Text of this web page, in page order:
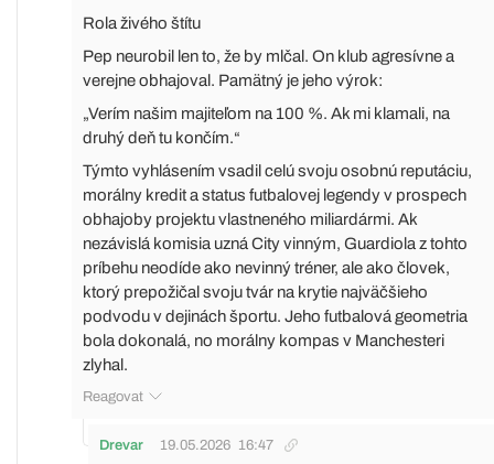
Rola živého štítu
Pep neurobil len to, že by mlčal. On klub agresívne a
verejne obhajoval. Pamätný je jeho výrok:
„Verím našim majiteľom na 100 %. Ak mi klamali, na
druhý deň tu končím.“
Týmto vyhlásením vsadil celú svoju osobnú reputáciu,
morálny kredit a status futbalovej legendy v prospech
obhajoby projektu vlastneného miliardármi. Ak
nezávislá komisia uzná City vinným, Guardiola z tohto
príbehu neodíde ako nevinný tréner, ale ako človek,
ktorý prepožičal svoju tvár na krytie najväčšieho
podvodu v dejinách športu. Jeho futbalová geometria
bola dokonalá, no morálny kompas v Manchesteri
zlyhal.
Reagovat
Drevar 19.05.2026 16:47